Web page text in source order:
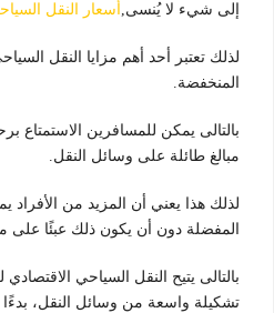
إلى شيء لا يُنسى, أسعار النقل
لذلك تعتبر أحد أهم مزايا النقل
المنخفضة.
بالتالى يمكن للمسافرين الاستمتاع
مبالغ طائلة على وسائل النقل.
لذلك هذا يعني أن المزيد من الأفراد
المفضلة دون أن يكون ذلك عبئًا على
بالتالى يتيح النقل السياحي
تشكيلة واسعة من وسائل النقل، بدءًا